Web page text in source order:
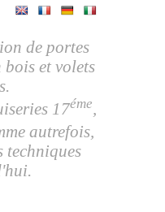
de portes
bois et volets
17éme,
autrefois,
techniques